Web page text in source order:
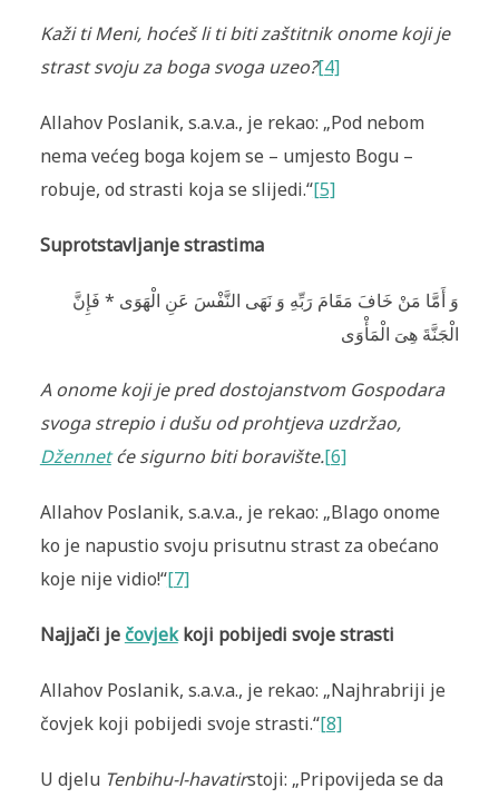
Kaži ti Meni, hoćeš li ti biti zaštitnik onome koji je
strast svoju za boga svoga uzeo?[4]
Allahov Poslanik, s.a.v.a., je rekao: „Pod nebom
nema većeg boga kojem se – umjesto Bogu –
robuje, od strasti koja se slijedi.“[5]
Suprotstavljanje strastima
وَ أَمَّا مَنْ خَافَ مَقَامَ رَبِّهِ وَ نَهَى النَّفْسَ عَنِ الْهَوَى * فَإِنَّ
الْجَنَّةَ هِىَ الْمَأْوَى
A onome koji je pred dostojanstvom Gospodara
svoga strepio i dušu od prohtjeva uzdržao,
Džennetće sigurno biti boravište.[6]
Allahov Poslanik, s.a.v.a., je rekao: „Blago onome
ko je napustio svoju prisutnu strast za obećano
koje nije vidio!“[7]
Najjači je čovjekkoji pobijedi svoje strasti
Allahov Poslanik, s.a.v.a., je rekao: „Najhrabriji je
čovjek koji pobijedi svoje strasti.“[8]
U djelu Tenbihu-l-havatirstoji: „Pripovijeda se da